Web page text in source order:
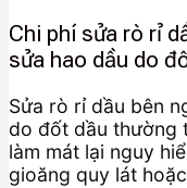
Chi phí sửa rò rỉ
sửa hao dầu do
Sửa rò rỉ dầu bên
do đốt dầu thường
làm mát lại nguy
gioăng quy lát